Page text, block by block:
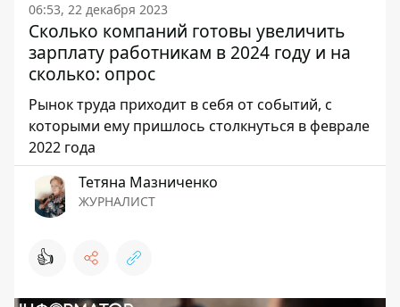
06:53, 22 декабря 2023
Сколько компаний готовы увеличить
зарплату работникам в 2024 году и на
сколько: опрос
Рынок труда приходит в себя от событий, с
которыми ему пришлось столкнуться в феврале
2022 года
Тетяна Мазниченко
ЖУРНАЛИСТ
👍